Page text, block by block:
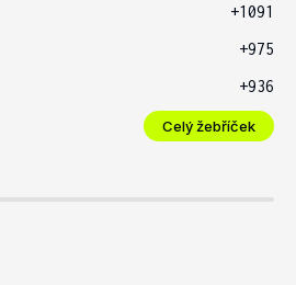
+1091
+975
+936
Celý žebříček